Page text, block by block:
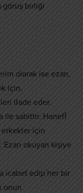
görüş birliği
olarak ise ezan,
için,
ifade eder.
ile sabittir. Hanefî
için
okuyan kişiye
icabet edip her bir
onun